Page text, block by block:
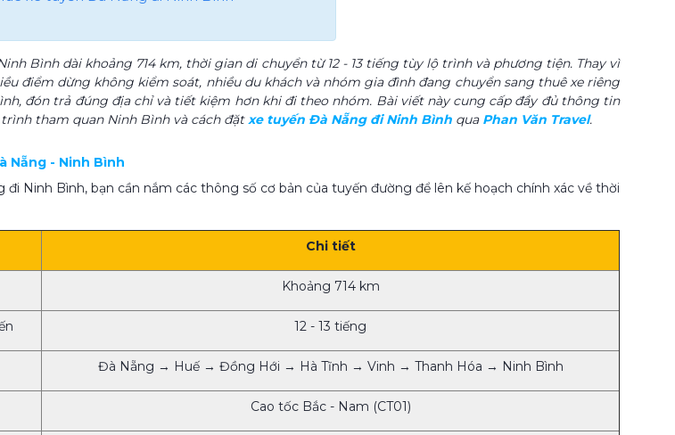
Bình dài khoảng 714 km, thời gian di chuyển từ 12 - 13 tiếng tùy lộ trình và phương tiện. Thay vì
điểm dừng không kiểm soát, nhiều du khách và nhóm gia đình đang chuyển sang thuê xe riêng
đón trả đúng địa chỉ và tiết kiệm hơn khi đi theo nhóm. Bài viết này cung cấp đầy đủ thông tin
tham quan Ninh Bình và cách đặtxe tuyến Đà Nẵng đi Ninh Bình qua Phan Văn Travel.
Nẵng - Ninh Bình
Ninh Bình, bạn cần nắm các thông số cơ bản của tuyến đường để lên kế hoạch chính xác về thời
Chi tiết
Khoảng 714 km
12 - 13 tiếng
Đà Nẵng → Huế → Đồng Hới → Hà Tĩnh → Vinh → Thanh Hóa → Ninh Bình
Cao tốc Bắc - Nam (CT01)